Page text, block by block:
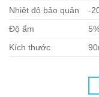
Nhiệt độ bảo quản -
Độ ẩm
Kích thước